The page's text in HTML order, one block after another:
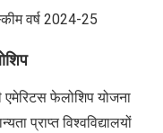
वर्ष 2024-25
फेलोशिप योजना
प्राप्त विश्वविद्यालयों